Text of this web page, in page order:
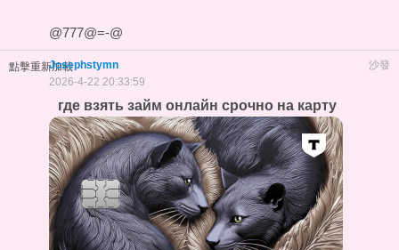
@777@=-@
點擊重新加載 沙發
Josephstymn
2026-4-22 20:33:59
где взять займ онлайн срочно на карту